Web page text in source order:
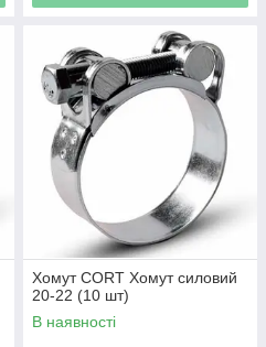
Хомут CORT Хомут силовий
20-22 (10 шт)
В наявності